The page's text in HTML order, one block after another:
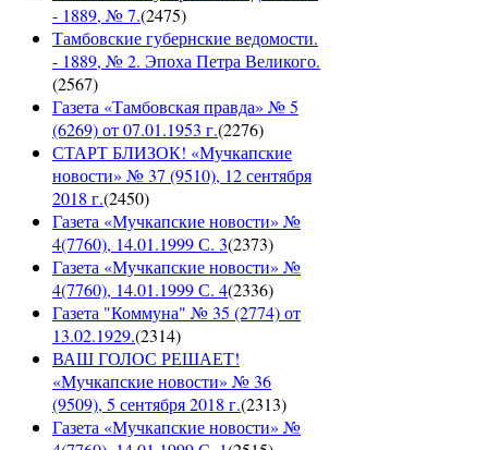
- 1889, № 7.(2475)
Тамбовские губернские ведомости.
- 1889, № 2. Эпоха Петра Великого.
(2567)
Газета «Тамбовская правда» № 5
(6269) от 07.01.1953 г.(2276)
СТАРТ БЛИЗОК! «Мучкапские
новости» № 37 (9510), 12 сентября
2018 г.(2450)
Газета «Мучкапские новости» №
4(7760), 14.01.1999 С. 3(2373)
Газета «Мучкапские новости» №
4(7760), 14.01.1999 С. 4(2336)
Газета "Коммуна" № 35 (2774) от
13.02.1929.(2314)
ВАШ ГОЛОС РЕШАЕТ!
«Мучкапские новости» № 36
(9509), 5 сентября 2018 г.(2313)
Газета «Мучкапские новости» №